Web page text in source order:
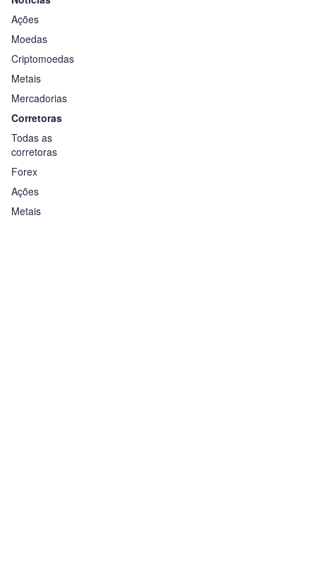
Ações
Moedas
Criptomoedas
Metais
Mercadorias
Corretoras
Todas as
corretoras
Forex
Ações
Metais